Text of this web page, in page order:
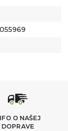
O NAŠEJ
DOPRAVE